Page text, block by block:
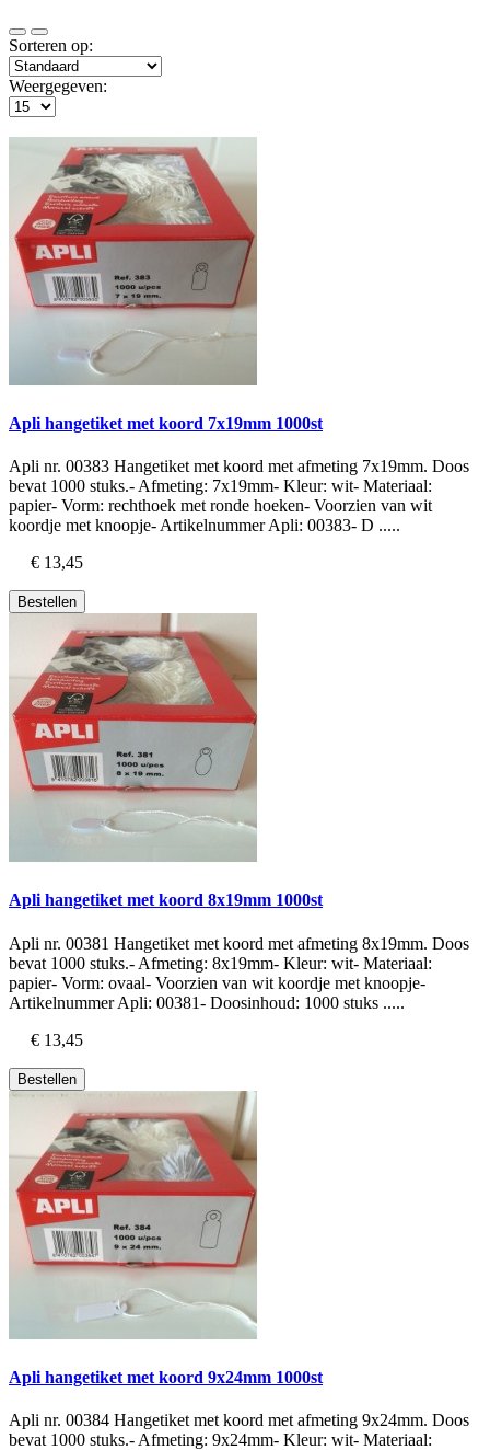
Sorteren op:
Weergegeven:
Apli hangetiket met koord 7x19mm 1000st
Apli nr. 00383 Hangetiket met koord met afmeting 7x19mm. Doos
bevat 1000 stuks.- Afmeting: 7x19mm- Kleur: wit- Materiaal:
papier- Vorm: rechthoek met ronde hoeken- Voorzien van wit
koordje met knoopje- Artikelnummer Apli: 00383- D .....
€ 13,45
Bestellen
Apli hangetiket met koord 8x19mm 1000st
Apli nr. 00381 Hangetiket met koord met afmeting 8x19mm. Doos
bevat 1000 stuks.- Afmeting: 8x19mm- Kleur: wit- Materiaal:
papier- Vorm: ovaal- Voorzien van wit koordje met knoopje-
Artikelnummer Apli: 00381- Doosinhoud: 1000 stuks .....
€ 13,45
Bestellen
Apli hangetiket met koord 9x24mm 1000st
Apli nr. 00384 Hangetiket met koord met afmeting 9x24mm. Doos
bevat 1000 stuks.- Afmeting: 9x24mm- Kleur: wit- Materiaal: